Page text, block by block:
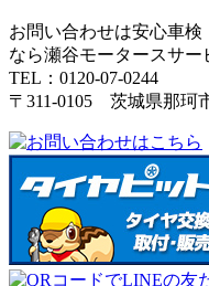
お問い合わせは安心車
なら瀬谷モータースサー
TEL：0120-07-0244
〒311-0105 茨城県那珂